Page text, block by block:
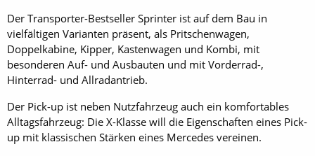
Der Transporter-Bestseller Sprinter ist auf dem Bau in
vielfältigen Varianten präsent, als Pritschenwagen,
Doppelkabine, Kipper, Kastenwagen und Kombi, mit
besonderen Auf- und Ausbauten und mit Vorderrad-,
Hinterrad- und Allradantrieb.
Der Pick-up ist neben Nutzfahrzeug auch ein komfortables
Alltagsfahrzeug: Die X-Klasse will die Eigenschaften eines Pick-
up mit klassischen Stärken eines Mercedes vereinen.